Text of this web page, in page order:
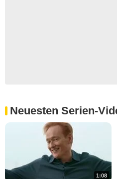
Neuesten Serien-
1:08